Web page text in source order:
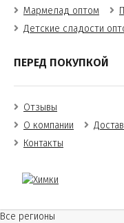
Мармелад оптом
Детские сладости
ПЕРЕД ПОКУПКОЙ
Отзывы
О компании
Контакты
Все регионы